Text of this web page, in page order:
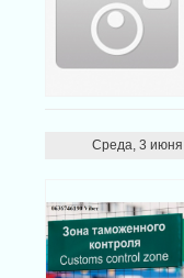
Среда, 3 июня